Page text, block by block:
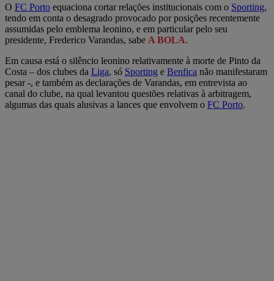
O FC Porto equaciona cortar relações institucionais com o Sporting,
tendo em conta o desagrado provocado por posições recentemente
assumidas pelo emblema leonino, e em particular pelo seu
presidente, Frederico Varandas, sabe A BOLA.
Em causa está o silêncio leonino relativamente à morte de Pinto da
Costa – dos clubes da Liga, só Sporting e Benfica não manifestaram
pesar -, e também as declarações de Varandas, em entrevista ao
canal do clube, na qual levantou questões relativas à arbitragem,
algumas das quais alusivas a lances que envolvem o FC Porto.